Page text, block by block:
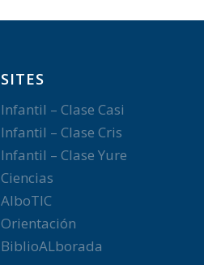
SITES
Infantil – Clase Casi
Infantil – Clase Cris
Infantil – Clase Yure
Ciencias
AlboTIC
Orientación
BiblioALborada